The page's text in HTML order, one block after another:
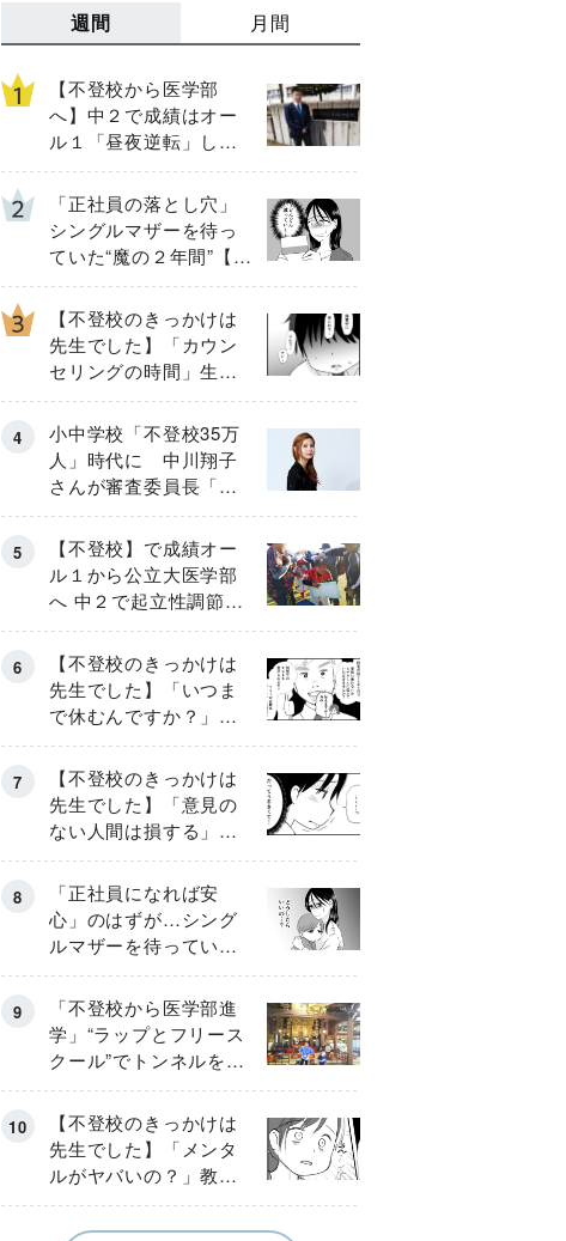
週間 月間
【不登校から医学部
へ】中２で成績はオー
ル１「昼夜逆転」した
わが子を”夜遊び”に連れ
出した母の気づき
「正社員の落とし穴」
シングルマザーを待っ
ていた“魔の２年間”【後
編】
【不登校のきっかけは
先生でした】「カウン
セリングの時間」生徒
の情報をバラしたの
は…《第２話》
小中学校「不登校35万
人」時代に 中川翔子
さんが審査委員長「不
登校生動画甲子園
2026」が開催
【不登校】で成績オー
ル１から公立大医学部
へ 中２で起立性調節障
害「治るまで３年」の
診断 そのとき母は
【不登校のきっかけは
先生でした】「いつま
で休むんですか？」追
い詰められる母と息子
《第６話》
【不登校のきっかけは
先生でした】「意見の
ない人間は損する」担
任の一言が苦しみに…
《第１話》
「正社員になれば安
心」のはずが…シング
ルマザーを待ってい
た“魔の２年間”【前編】
「不登校から医学部進
学」“ラップとフリース
クール”でトンネルを脱
して高校受験へ〔元野
球少年の実話〕
【不登校のきっかけは
先生でした】「メンタ
ルがヤバいの？」教室
で始まった悪ふざけ
《第３話》